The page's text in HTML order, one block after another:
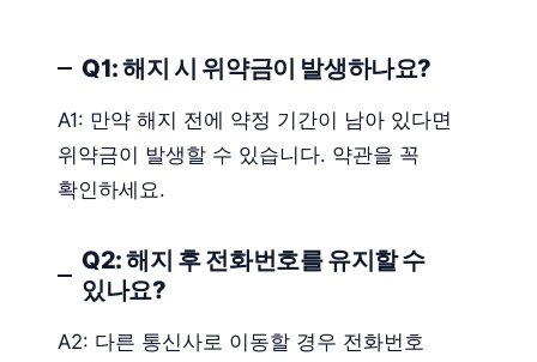
Q1: 해지 시 위약금이 발생하나요?
A1: 만약 해지 전에 약정 기간이 남아 있다면
위약금이 발생할 수 있습니다. 약관을 꼭
확인하세요.
Q2: 해지 후 전화번호를 유지할 수
있나요?
A2: 다른 통신사로 이동할 경우 전화번호